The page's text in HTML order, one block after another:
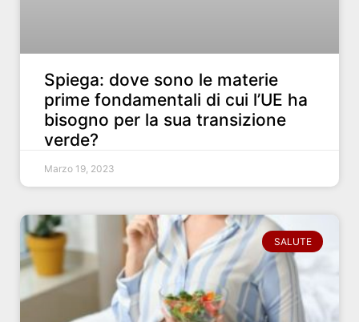
Spiega: dove sono le materie
prime fondamentali di cui l’UE ha
bisogno per la sua transizione
verde?
Marzo 19, 2023
SALUTE